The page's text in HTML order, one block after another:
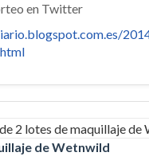
en Twitter
de Wetnwild